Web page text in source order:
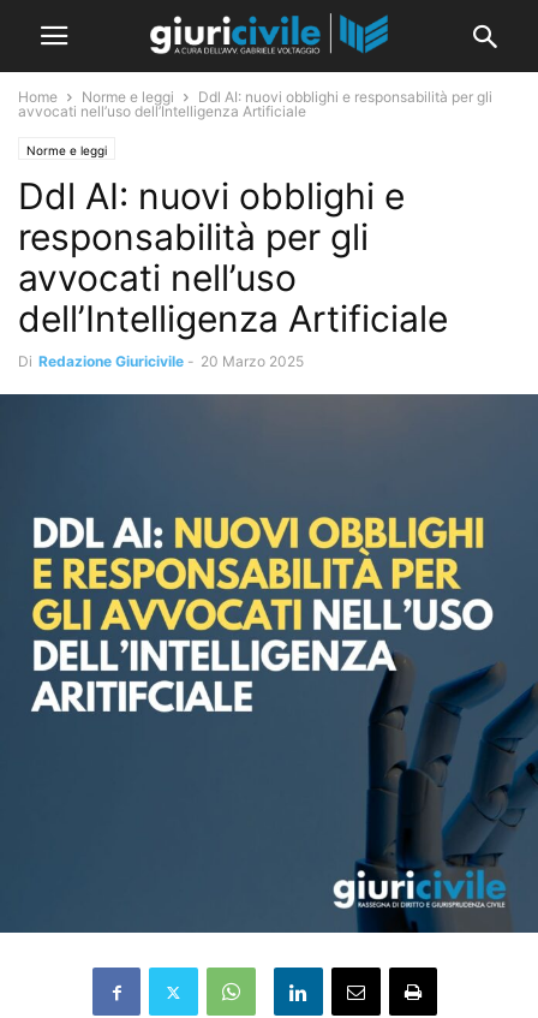
Home Norme e leggi
Ddl AI: nuovi obblighi e responsabilità per gli
avvocati nell’uso dell’Intelligenza Artificiale
Norme e leggi
Ddl AI: nuovi obblighi e
responsabilità per gli
avvocati nell’uso
dell’Intelligenza Artificiale
Di Redazione Giuricivile - 20 Marzo 2025